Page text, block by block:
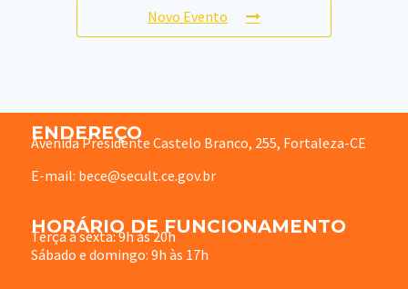
Novo Evento
ENDEREÇO
Avenida Presidente Castelo Branco, 255, Fortaleza-CE
E-mail: bece@secult.ce.gov.br
HORÁRIO DE FUNCIONAMENTO
Terça à sexta: 9h às 20h
Sábado e domingo: 9h às 17h